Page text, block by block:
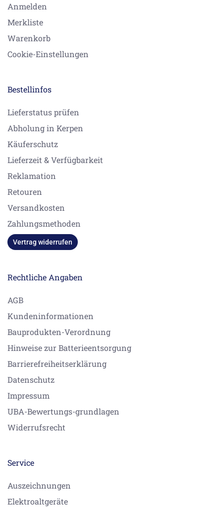
Anmelden
Merkliste
Warenkorb
Cookie-Einstellungen
Bestellinfos
Lieferstatus prüfen
Abholung in Kerpen
Käuferschutz
Lieferzeit & Verfügbarkeit
Reklamation
Retouren
Versandkosten
Zahlungsmethoden
Vertrag widerrufen
Rechtliche Angaben
AGB
Kundeninformationen
Bauprodukten-Verordnung
Hinweise zur Batterieentsorgung
Barrierefreiheitserklärung
Datenschutz
Impressum
UBA-Bewertungs-grundlagen
Widerrufsrecht
Service
Auszeichnungen
Elektroaltgeräte